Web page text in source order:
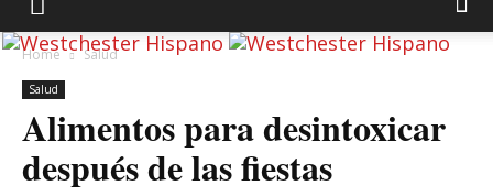
Home Salud
Salud
Alimentos para desintoxicar
después de las fiestas